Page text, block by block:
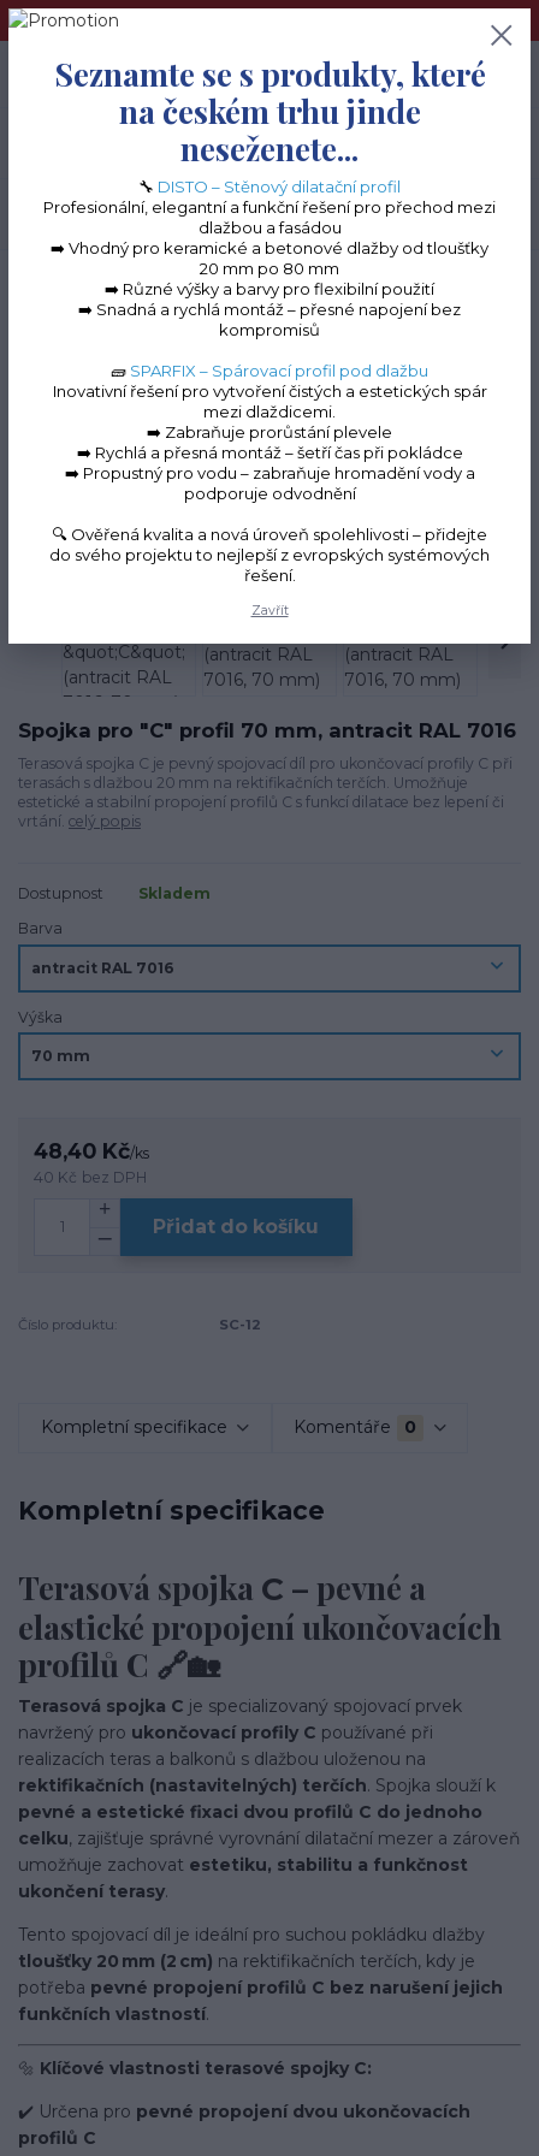
➢Terče pod dlažbu naleznete na e-shopu www.terceshop.cz!➢
Hledat
+420 605 740 744
0
0 Kč
Terasové profily na terče Terasové profily "C" k terčům
spojka "C" (antracit RAL 7016, 70 mm)
Terasová spojka "C"
(antracit RAL 7016, 70
mm)
Spojka pro "C" profil 70 mm, antracit RAL 7016
Terasová spojka C je pevný spojovací díl pro ukončovací profily C při
terasách s dlažbou 20 mm na rektifikačních terčích. Umožňuje
estetické a stabilní propojení profilů C s funkcí dilatace bez lepení či
vrtání. celý popis
Dostupnost
Skladem
Barva
Výška
48,40 Kč/ks
40 Kč bez DPH
Přidat do košíku
Číslo produktu: SC-12
Kompletní specifikace Komentáře 0
Kompletní specifikace
Terasová spojka C – pevné a
elastické propojení ukončovacích
profilů C 🔗🏡
Terasová spojka C je specializovaný spojovací prvek
navržený pro ukončovací profily C používané při
realizacích teras a balkonů s dlažbou uloženou na
rektifikačních (nastavitelných) terčích. Spojka slouží k
pevné a estetické fixaci dvou profilů C do jednoho
celku, zajišťuje správné vyrovnání dilatační mezer a zároveň
umožňuje zachovat estetiku, stabilitu a funkčnost
ukončení terasy.
Tento spojovací díl je ideální pro suchou pokládku dlažby
tloušťky 20 mm (2 cm) na rektifikačních terčích, kdy je
potřeba pevné propojení profilů C bez narušení jejich
funkčních vlastností.
🔩 Klíčové vlastnosti terasové spojky C:
✔️ Určena pro pevné propojení dvou ukončovacích
profilů C
Seznamte se s produkty, které
na českém trhu jinde
neseženete...
🔧 DISTO – Stěnový dilatační profil
Profesionální, elegantní a funkční řešení pro přechod mezi
dlažbou a fasádou
➡️ Vhodný pro keramické a betonové dlažby od tloušťky
20 mm po 80 mm
➡️ Různé výšky a barvy pro flexibilní použití
➡️ Snadná a rychlá montáž – přesné napojení bez
kompromisů
🧱 SPARFIX – Spárovací profil pod dlažbu
Inovativní řešení pro vytvoření čistých a estetických spár
mezi dlaždicemi.
➡️ Zabraňuje prorůstání plevele
➡️ Rychlá a přesná montáž – šetří čas při pokládce
➡️ Propustný pro vodu – zabraňuje hromadění vody a
podporuje odvodnění
🔍 Ověřená kvalita a nová úroveň spolehlivosti – přidejte
do svého projektu to nejlepší z evropských systémových
řešení.
Zavřít